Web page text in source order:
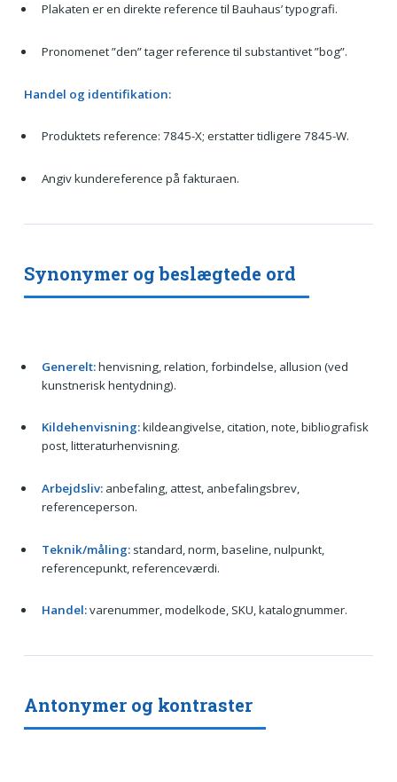
Plakaten er en direkte reference til Bauhaus’ typografi.
Pronomenet ”den” tager reference til substantivet ”bog”.
Handel og identifikation:
Produktets reference: 7845-X; erstatter tidligere 7845-W.
Angiv kundereference på fakturaen.
Synonymer og beslægtede ord
Generelt:henvisning, relation, forbindelse, allusion (ved
kunstnerisk hentydning).
Kildehenvisning:kildeangivelse, citation, note, bibliografisk
post, litteraturhenvisning.
Arbejdsliv:anbefaling, attest, anbefalingsbrev,
referenceperson.
Teknik/måling:standard, norm, baseline, nulpunkt,
referencepunkt, referenceværdi.
Handel:varenummer, modelkode, SKU, katalognummer.
Antonymer og kontraster